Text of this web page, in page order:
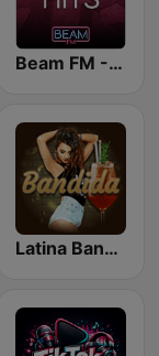
Beam FM - Adult Hits
Latina Bandida!